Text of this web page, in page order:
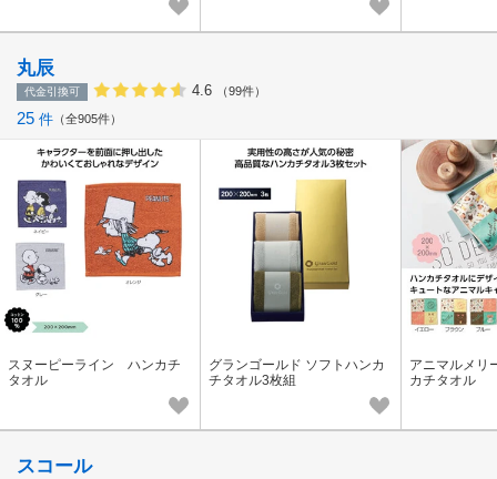
丸辰
代金引換可 4.6 （99件）
25 件 全905件
スヌーピーライン ハンカチ
タオル
グランゴールド ソフトハンカ
チタオル3枚組
アニマルメ
カチタオル
スコール